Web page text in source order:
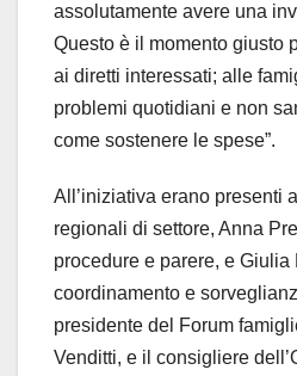
assolutamente avere una
Questo è il momento giusto
ai diretti interessati; alle
problemi quotidiani e non
come sostenere le spese”.
All’iniziativa erano presenti
regionali di settore, Anna
procedure e parere, e Giulia
coordinamento e
presidente del Forum
Venditti, e il consigliere